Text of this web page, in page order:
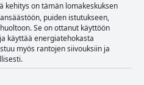
kehitys on tämän lomakeskuksen
puiden istutukseen,
Se on ottanut käyttöön
käyttää energiatehokasta
myös rantojen siivouksiin ja